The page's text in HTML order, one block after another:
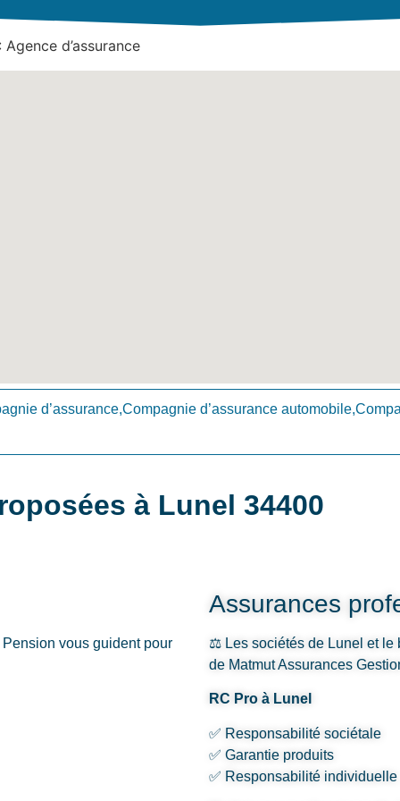
d’assurance
d’assurance,Compagnie d’assurance
à Lunel 34400
vous guident pour
Assurances
⚖️ Les sociétés de Lunel et le
de Matmut Assurances
RC Pro à Lunel
✅ Responsabilité sociétale
✅ Garantie produits
✅ Responsabilité individuelle